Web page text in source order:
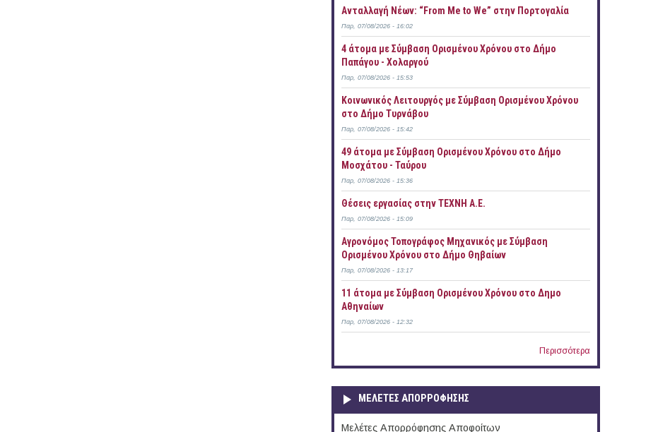
Ανταλλαγή Νέων: “From Me to We” στην Πορτογαλία
Παρ, 07/08/2026 - 16:02
4 άτομα με Σύμβαση Ορισμένου Χρόνου στο Δήμο
Παπάγου - Χολαργού
Παρ, 07/08/2026 - 15:53
Κοινωνικός Λειτουργός με Σύμβαση Ορισμένου Χρόνου
στο Δήμο Τυρνάβου
Παρ, 07/08/2026 - 15:42
49 άτομα με Σύμβαση Ορισμένου Χρόνου στο Δήμο
Μοσχάτου - Ταύρου
Παρ, 07/08/2026 - 15:36
Θέσεις εργασίας στην ΤΕΧΝΗ Α.Ε.
Παρ, 07/08/2026 - 15:09
Αγρονόμος Τοπογράφος Μηχανικός με Σύμβαση
Ορισμένου Χρόνου στο Δήμο Θηβαίων
Παρ, 07/08/2026 - 13:17
11 άτομα με Σύμβαση Ορισμένου Χρόνου στο Δημο
Αθηναίων
Παρ, 07/08/2026 - 12:32
Περισσότερα
ΜΕΛΕΤΕΣ ΑΠΟΡΡΟΦΗΣΗΣ
Μελέτες Απορρόφησης Αποφοίτων